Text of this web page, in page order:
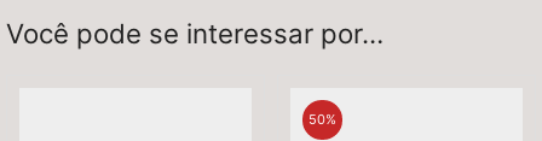
Você pode se interessar por…
50%